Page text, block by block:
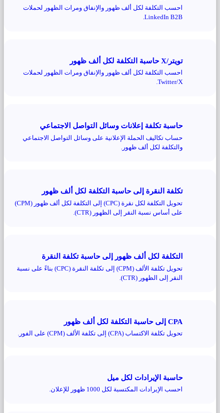
احسب التكلفة لكل ألف ظهور والإنفاق ومرات الظهور لحملات
LinkedIn B2B.
تويتر/X حاسبة التكلفة لكل ألف ظهور
احسب التكلفة لكل ألف ظهور والإنفاق ومرات الظهور لحملات
Twitter/X.
حاسبة تكلفة إعلانات وسائل التواصل الاجتماعي
حساب تكاليف الحملة الإعلانية على وسائل التواصل الاجتماعي
والتكلفة لكل ألف ظهور.
تكلفة النقرة إلى حاسبة التكلفة لكل ألف ظهور
تحويل التكلفة لكل نقرة (CPC) إلى التكلفة لكل ألف ظهور (CPM)
على أساس نسبة النقر إلى الظهور (CTR).
التكلفة لكل ألف ظهور إلى حاسبة تكلفة النقرة
تحويل تكلفة الألف (CPM) إلى تكلفة النقرة (CPC) بناءً على نسبة
النقر إلى الظهور (CTR).
CPA إلى حاسبة التكلفة لكل ألف ظهور
تحويل تكلفة الاكتساب (CPA) إلى تكلفة الألف (CPM) على الفور.
حاسبة الإيرادات لكل ميل
احسب الإيرادات المكتسبة لكل 1000 ظهور للإعلان.